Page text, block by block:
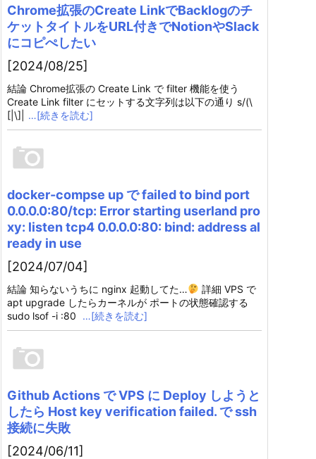
Chrome拡張のCreate LinkでBacklogのチ
ケットタイトルをURL付きでNotionやSlack
にコピぺしたい
[2024/08/25]
結論 Chrome拡張の Create Link で filter 機能を使う
Create Link filter にセットする文字列は以下の通り s/(\
[|\]|
…[続きを読む]
docker-compse up で failed to bind port
0.0.0.0:80/tcp: Error starting userland pro
xy: listen tcp4 0.0.0.0:80: bind: address al
ready in use
[2024/07/04]
結論 知らないうちに nginx 起動してた…
詳細 VPS で
apt upgrade したらカーネルが ポートの状態確認する
sudo lsof -i :80
…[続きを読む]
Github Actions で VPS に Deploy しようと
したら Host key verification failed. で ssh
接続に失敗
[2024/06/11]